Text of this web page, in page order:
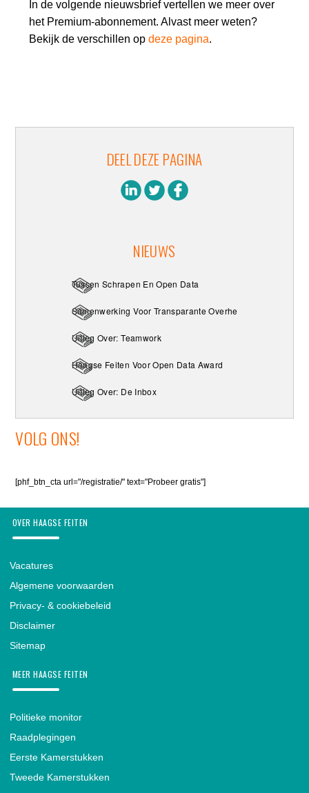
In de volgende nieuwsbrief vertellen we meer over
het Premium-abonnement. Alvast meer weten?
Bekijk de verschillen opdeze pagina.
DEEL DEZE PAGINA
NIEUWS
Tussen Schrapen En Open Data
Samenwerking Voor Transparante Overheid
Uitleg Over: Teamwork
Haagse Feiten Voor Open Data Award
Uitleg Over: De Inbox
VOLG ONS!
[phf_btn_cta url="/registratie/" text="Probeer gratis"]
OVER HAAGSE FEITEN
Vacatures
Algemene voorwaarden
Privacy- & cookiebeleid
Disclaimer
Sitemap
MEER HAAGSE FEITEN
Politieke monitor
Raadplegingen
Eerste Kamerstukken
Tweede Kamerstukken